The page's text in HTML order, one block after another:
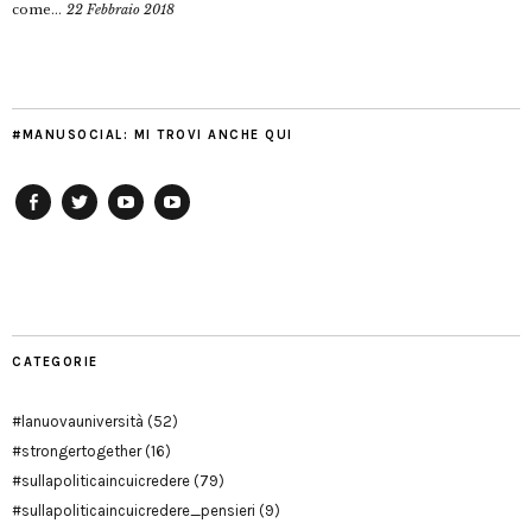
come... 22 Febbraio 2018
#MANUSOCIAL: MI TROVI ANCHE QUI
CATEGORIE
#lanuovauniversità (52)
#strongertogether(16)
#sullapoliticaincuicredere (79)
#sullapoliticaincuicredere_pensieri (9)